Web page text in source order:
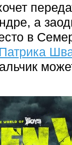
а
в
Патрика